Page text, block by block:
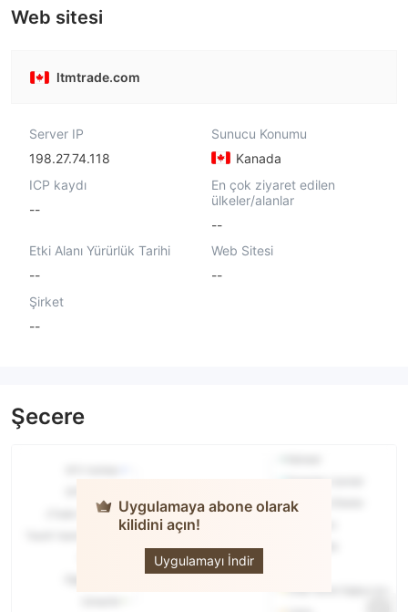
Web sitesi
ltmtrade.com
Server IP
198.27.74.118
Sunucu Konumu
Kanada
ICP kaydı
--
En çok ziyaret edilen
ülkeler/alanlar
--
Etki Alanı Yürürlük Tarihi
--
Web Sitesi
--
Şirket
--
Şecere
Uygulamaya abone olarak
kilidini açın!
Uygulamayı İndir